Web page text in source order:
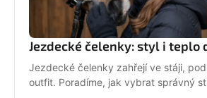
Jezdecké čelenky: styl i teplo
Jezdecké čelenky zahřejí ve stáji,
outfit. Poradíme, jak vybrat správný